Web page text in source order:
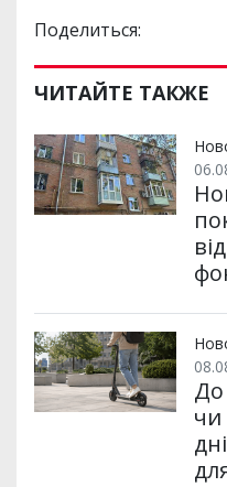
Поделиться:
ЧИТАЙТЕ ТАКЖЕ
До
чи